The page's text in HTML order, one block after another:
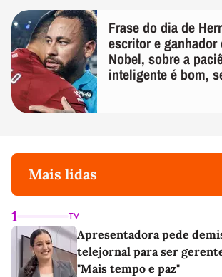
Frase do dia de
escritor e ganhador
Nobel, sobre a
inteligente é bom,
Mais lidas
1 TV
Apresentadora pede
telejornal para ser
"Mais tempo e paz"